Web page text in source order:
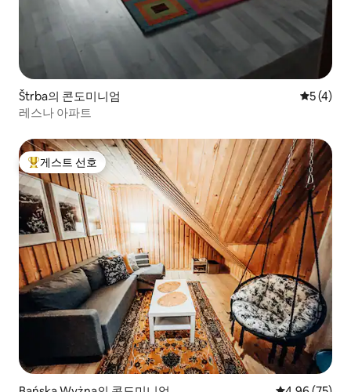
Štrba의 콘도미니엄 평점 5점
5 (4)
레스나 아파트
상위 게스트 선호
게스트 선호